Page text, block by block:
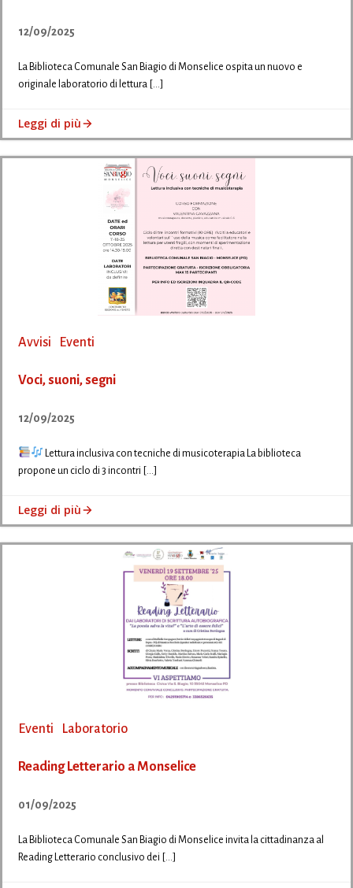
12/09/2025
La Biblioteca Comunale San Biagio di Monselice ospita un nuovo e
originale laboratorio di lettura […]
Leggi di più
Avvisi Eventi
Voci, suoni, segni
12/09/2025
Lettura inclusiva con tecniche di musicoterapia La biblioteca
propone un ciclo di 3 incontri […]
Leggi di più
Eventi Laboratorio
Reading Letterario a Monselice
01/09/2025
La Biblioteca Comunale San Biagio di Monselice invita la cittadinanza al
Reading Letterario conclusivo dei […]